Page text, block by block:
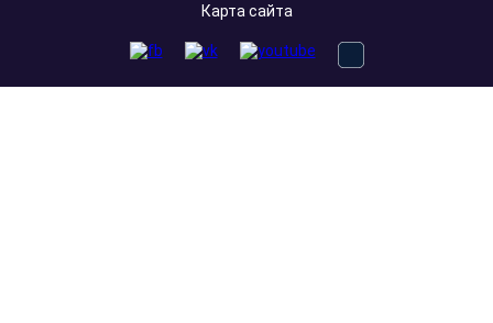
Карта сайта